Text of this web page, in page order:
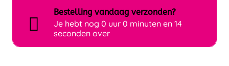
Bestelling vandaag verzonden?
Je hebt nog 0 uur 0 minuten en 14
seconden over